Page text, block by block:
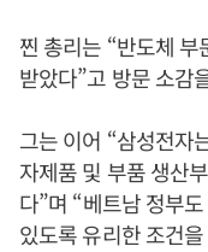
찐 총리는 “반도체
받았다”고 방문 소감
그는 이어 “삼성전자
자제품 및 부품 생산
다”며 “베트남 정부
있도록 유리한 조건